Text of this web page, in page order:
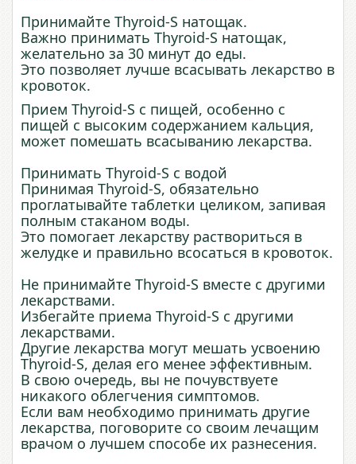
Принимайте Thyroid-S натощак.
Важно принимать Thyroid-S натощак,
желательно за 30 минут до еды.
Это позволяет лучше всасывать лекарство в
кровоток.
Прием Thyroid-S с пищей, особенно с
пищей с высоким содержанием кальция,
может помешать всасыванию лекарства.
Принимать Thyroid-S с водой
Принимая Thyroid-S, обязательно
проглатывайте таблетки целиком, запивая
полным стаканом воды.
Это помогает лекарству раствориться в
желудке и правильно всосаться в кровоток.
Не принимайте Thyroid-S вместе с другими
лекарствами.
Избегайте приема Thyroid-S с другими
лекарствами.
Другие лекарства могут мешать усвоению
Thyroid-S, делая его менее эффективным.
В свою очередь, вы не почувствуете
никакого облегчения симптомов.
Если вам необходимо принимать другие
лекарства, поговорите со своим лечащим
врачом о лучшем способе их разнесения.